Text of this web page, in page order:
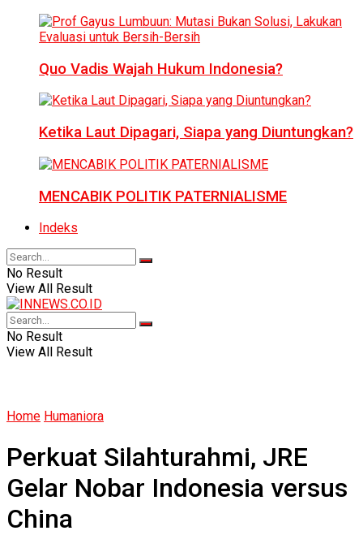
Quo Vadis Wajah Hukum Indonesia?
Ketika Laut Dipagari, Siapa yang Diuntungkan?
MENCABIK POLITIK PATERNIALISME
Indeks
No Result
View All Result
No Result
View All Result
Home Humaniora
Perkuat Silahturahmi, JRE
Gelar Nobar Indonesia versus
China